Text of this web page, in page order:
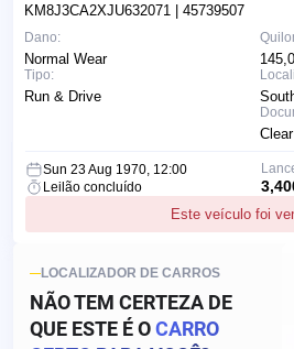
KM8J3CA2XJU632071 | 45739507
Dano:
Normal Wear
Tipo:
Run & Drive
Sun 23 Aug 1970, 12:00
Leilão concluído
Este veículo foi
LOCALIZADOR DE CARROS
NÃO TEM CERTEZA DE
QUE ESTE É OCARRO